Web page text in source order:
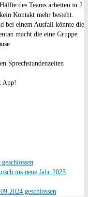
des Teams arbeiten in 2
Kontakt mehr besteht.
bei einem Ausfall könnte die
macht die eine Gruppe
Sprechstundenzeiten
App!
ins neue Jahr 2025
geschlossen